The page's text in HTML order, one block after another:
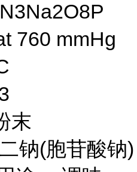
760 mmHg
末
钠(胞苷酸钠)